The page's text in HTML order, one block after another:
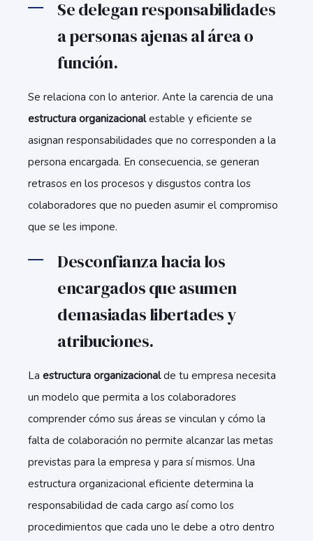
Se delegan responsabilidades
a personas ajenas al área o
función.
Se relaciona con lo anterior. Ante la carencia de una
estructura organizacionalestable y eficiente se
asignan responsabilidades que no corresponden a la
persona encargada. En consecuencia, se generan
retrasos en los procesos y disgustos contra los
colaboradores que no pueden asumir el compromiso
que se les impone.
Desconfianza hacia los
encargados que asumen
demasiadas libertades y
atribuciones.
La estructura organizacionalde tu empresa necesita
un modelo que permita a los colaboradores
comprender cómo sus áreas se vinculan y cómo la
falta de colaboración no permite alcanzar las metas
previstas para la empresa y para sí mismos. Una
estructura organizacional eficiente determina la
responsabilidad de cada cargo así como los
procedimientos que cada uno le debe a otro dentro